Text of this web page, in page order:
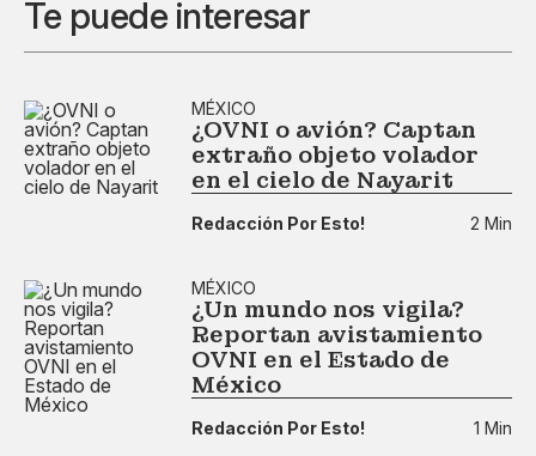
Te puede interesar
MÉXICO
¿OVNI o avión? Captan
extraño objeto volador
en el cielo de Nayarit
Redacción Por Esto! 2 Min
MÉXICO
¿Un mundo nos vigila?
Reportan avistamiento
OVNI en el Estado de
México
Redacción Por Esto!
1 Min